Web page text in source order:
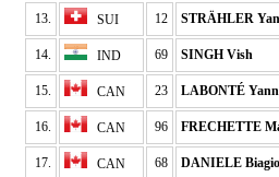
13. SUI 12 STRÄHLER
14. IND 69 SINGH Vish
15. CAN 23 LABONTÉ
16. CAN 96 FRECHETTE
17. CAN 68 DANIELE Biagio